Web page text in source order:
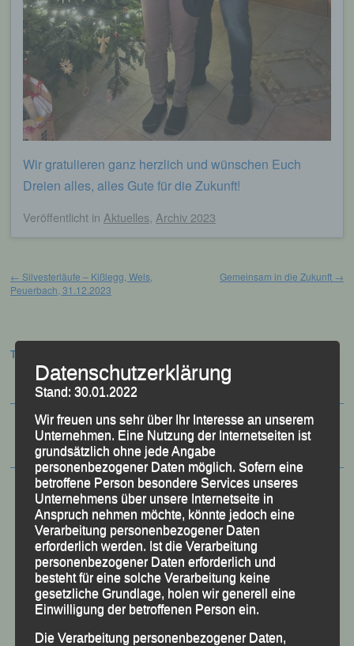
Wir gratulieren ganz herzlich und wünschen Euch
Dreien alles, alles Gute für die Zukunft!
Veröffentlicht in Aktuelles Archiv 2023
← Silvesterläufe – Kißlegg, Wels,
Peuerbach, 31.12.2023
Gemeinsam in die Zukunft →
Termine:
Datenschutzerklärung
Stand: 30.01.2022
Wir freuen uns sehr über Ihr Interesse an unserem
Unternehmen. Eine Nutzung der Internetseiten ist
grundsätzlich ohne jede Angabe
personenbezogener Daten möglich. Sofern eine
betroffene Person besondere Services unseres
Unternehmens über unsere Internetseite in
Anspruch nehmen möchte, könnte jedoch eine
Verarbeitung personenbezogener Daten
erforderlich werden. Ist die Verarbeitung
personenbezogener Daten erforderlich und
besteht für eine solche Verarbeitung keine
gesetzliche Grundlage, holen wir generell eine
Einwilligung der betroffenen Person ein.
Die Verarbeitung personenbezogener Daten,